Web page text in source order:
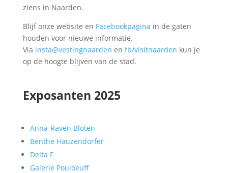
ziens in Naarden.
Blijf onze website en Facebookpagina in de gaten
houden voor nieuwe informatie.
Via insta@vestingnaarden en fb/visitnaarden kun je
op de hoogte blijven van de stad.
Exposanten 2025
Anna-Raven Bloten
Benthe Hauzendorfer
Delta F
Galerie Pouloeuff